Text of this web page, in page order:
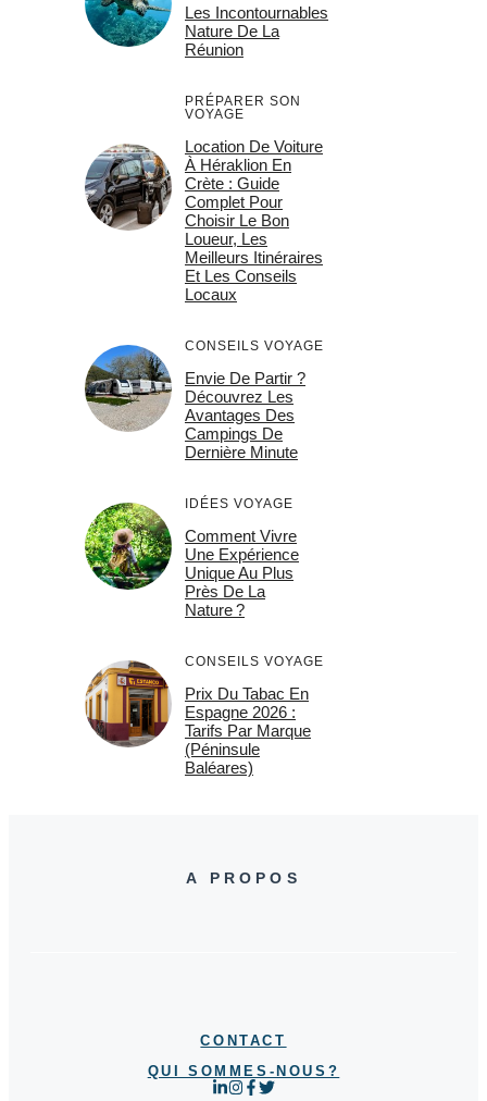
Les Incontournables
Nature De La
Réunion
PRÉPARER SON
VOYAGE
Location De Voiture
À Héraklion En
Crète : Guide
Complet Pour
Choisir Le Bon
Loueur, Les
Meilleurs Itinéraires
Et Les Conseils
Locaux
CONSEILS VOYAGE
Envie De Partir ?
Découvrez Les
Avantages Des
Campings De
Dernière Minute
IDÉES VOYAGE
Comment Vivre
Une Expérience
Unique Au Plus
Près De La
Nature ?
CONSEILS VOYAGE
Prix Du Tabac En
Espagne 2026 :
Tarifs Par Marque
(Péninsule
Baléares)
A PROPOS
CONTACT
QUI SOMMES-NOUS?